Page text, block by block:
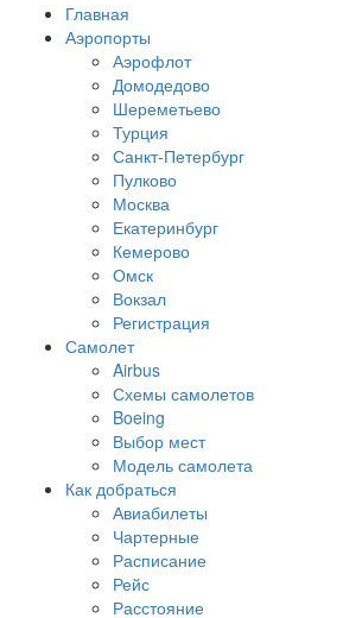
Главная
Аэропорты
Аэрофлот
Домодедово
Шереметьево
Турция
Санкт-Петербург
Пулково
Москва
Екатеринбург
Кемерово
Омск
Вокзал
Регистрация
Самолет
Airbus
Схемы самолетов
Boeing
Выбор мест
Модель самолета
Как добраться
Авиабилеты
Чартерные
Расписание
Рейс
Расстояние